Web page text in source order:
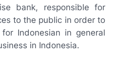
bank, responsible for
to the public in order to
Indonesian in general
in Indonesia.